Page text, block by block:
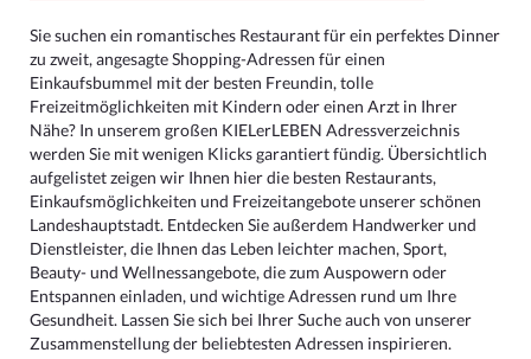
Sie suchen ein romantisches Restaurant für ein perfektes Dinner
zu zweit, angesagte Shopping-Adressen für einen
Einkaufsbummel mit der besten Freundin, tolle
Freizeitmöglichkeiten mit Kindern oder einen Arzt in Ihrer
Nähe? In unserem großen KIELerLEBEN Adressverzeichnis
werden Sie mit wenigen Klicks garantiert fündig. Übersichtlich
aufgelistet zeigen wir Ihnen hier die besten Restaurants,
Einkaufsmöglichkeiten und Freizeitangebote unserer schönen
Landeshauptstadt. Entdecken Sie außerdem Handwerker und
Dienstleister, die Ihnen das Leben leichter machen, Sport,
Beauty- und Wellnessangebote, die zum Auspowern oder
Entspannen einladen, und wichtige Adressen rund um Ihre
Gesundheit. Lassen Sie sich bei Ihrer Suche auch von unserer
Zusammenstellung der beliebtesten Adressen inspirieren.